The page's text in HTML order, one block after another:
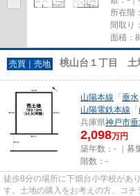
所在階
間取り
面積：
売買｜売地 桃山台１丁目 土
山陽本線 「 垂水
山陽電鉄本線 「
兵庫県神戸市垂
2,098万円
築年数：- ｜募
階数：-
徒歩8分の場所に下畑台小学校があ
す。土地の購入をお考えの方、コ